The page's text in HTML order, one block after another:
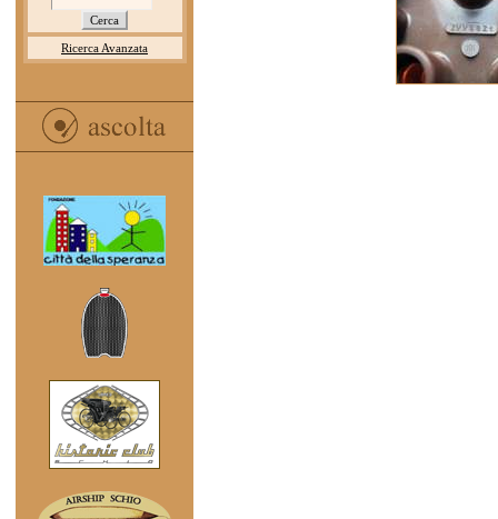
Ricerca Avanzata